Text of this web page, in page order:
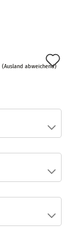
(Ausland abweichend)